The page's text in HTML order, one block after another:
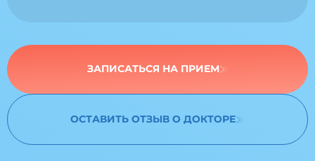
ЗАПИСАТЬСЯ НА ПРИЕМ
ОСТАВИТЬ ОТЗЫВ О ДОКТОРЕ